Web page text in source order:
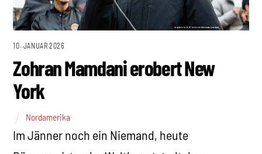
10. JANUAR 2026
Zohran Mamdani erobert New
York
Nordamerika
Im Jänner noch ein Niemand, heute